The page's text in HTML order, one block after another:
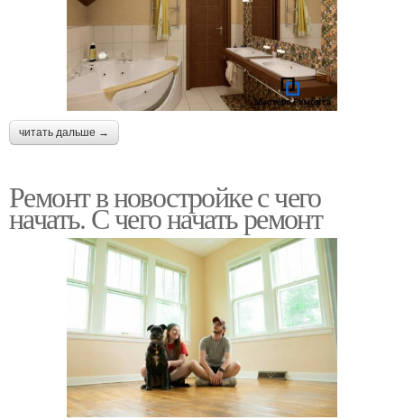
читать дальше →
Ремонт в новостройке с чего
начать. С чего начать ремонт